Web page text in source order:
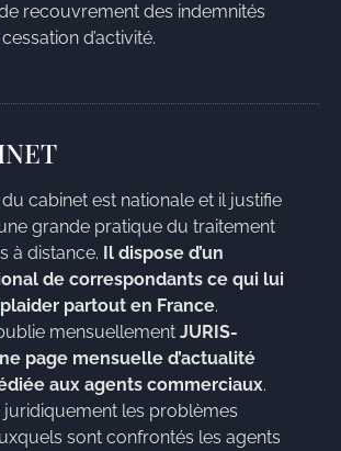
recouvrement des indemnités
d’activité.
cabinet est nationale et il justifie
grande pratique du traitement
à distance. Il dispose d’un
de correspondants ce qui lui
partout en France.
mensuellement JURIS-
page mensuelle d’actualité
aux agents commerciaux.
juridiquement les problèmes
sont confrontés les agents